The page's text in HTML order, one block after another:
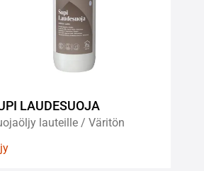
LAUDESUOJA
lauteille / Väritön